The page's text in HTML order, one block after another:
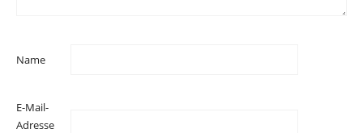
Name
E-Mail-
Adresse